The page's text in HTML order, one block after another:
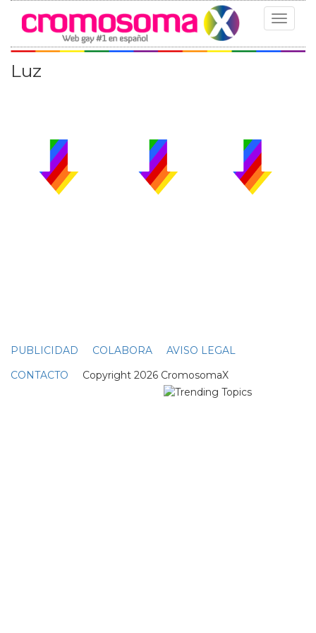
Toggle
Luz
PUBLICIDAD COLABORA
AVISO LEGAL
CONTACTO Copyright 2026 CromosomaX